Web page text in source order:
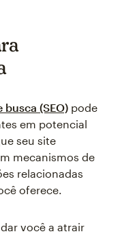
(SEO) pode
em potencial
seu site
mecanismos de
relacionadas
oferece.
você a atrair